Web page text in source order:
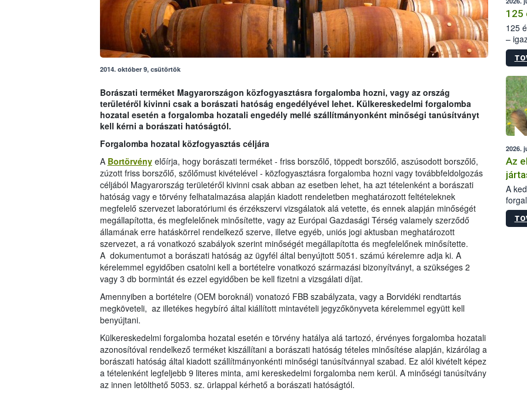
2014. október 9, csütörtök
Borászati terméket Magyarországon közfogyasztásra forgalomba hozni, vagy az ország
területéről kivinni csak a borászati hatóság engedélyével lehet. Külkereskedelmi forgalomba
hozatal esetén a forgalomba hozatali engedély mellé szállítmányonként minőségi tanúsítványt
kell kérni a borászati hatóságtól.
Forgalomba hozatal közfogyasztás céljára
A Bortörvényelőírja, hogy borászati terméket - friss borszőlő, töppedt borszőlő, aszúsodott borszőlő,
zúzott friss borszőlő, szőlőmust kivételével - közfogyasztásra forgalomba hozni vagy továbbfeldolgozás
céljából Magyarország területéről kivinni csak abban az esetben lehet, ha azt tételenként a borászati
hatóság vagy e törvény felhatalmazása alapján kiadott rendeletben meghatározott feltételeknek
megfelelő szervezet laboratóriumi és érzékszervi vizsgálatok alá vetette, és ennek alapján minőségét
megállapította, és megfelelőnek minősítette, vagy az Európai Gazdasági Térség valamely szerződő
államának erre hatáskörrel rendelkező szerve, illetve egyéb, uniós jogi aktusban meghatározott
szervezet, a rá vonatkozó szabályok szerint minőségét megállapította és megfelelőnek minősítette.
A dokumentumot a borászati hatóság az ügyfél által benyújtott 5051. számú kérelemre adja ki. A
kérelemmel egyidőben csatolni kell a bortételre vonatkozó származási bizonyítványt, a szükséges 2
vagy 3 db bormintát és ezzel egyidőben be kell fizetni a vizsgálati díjat.
Amennyiben a bortételre (OEM boroknál) vonatozó FBB szabályzata, vagy a Borvidéki rendtartás
megköveteli, az illetékes hegybíró által kiállított mintavételi jegyzőkönyveta kérelemmel együtt kell
benyújtani.
Külkereskedelmi forgalomba hozatal esetén e törvény hatálya alá tartozó, érvényes forgalomba hozatali
azonosítóval rendelkező terméket kiszállítani a borászati hatóság tételes minősítése alapján, kizárólag a
borászati hatóság által kiadott szállítmányonkénti minőségi tanúsítvánnyal szabad. Ez alól kivételt képez
a tételenként legfeljebb 9 literes minta, ami kereskedelmi forgalomba nem kerül. A minőségi tanúsítvány
az innen letölthető 5053. sz. ürlappal kérhető a borászati hatóságtól.
125
125
–
15.
2026.
Az
A